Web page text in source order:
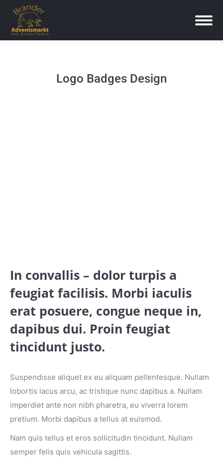
Logo Badges Design
In convallis – dolor turpis a
feugiat facilisis. Morbi iaculis
erat posuere, congue neque in,
dapibus dui. Proin feugiat
tincidunt justo.
Suspendisse aliquet ex eu aliquam pellentesque. Nullam
lobortis lacus arcu, ac tristique nunc dapibus a. Nullam
imperdiet ante non nibh pharetra, eu viverra lorem
pretium. Morbi dapibus a tellus at euismod.
Nam quis tellus et eros sollicitudin tincidunt. Nullam
semper felis quis vehicula sagittis.